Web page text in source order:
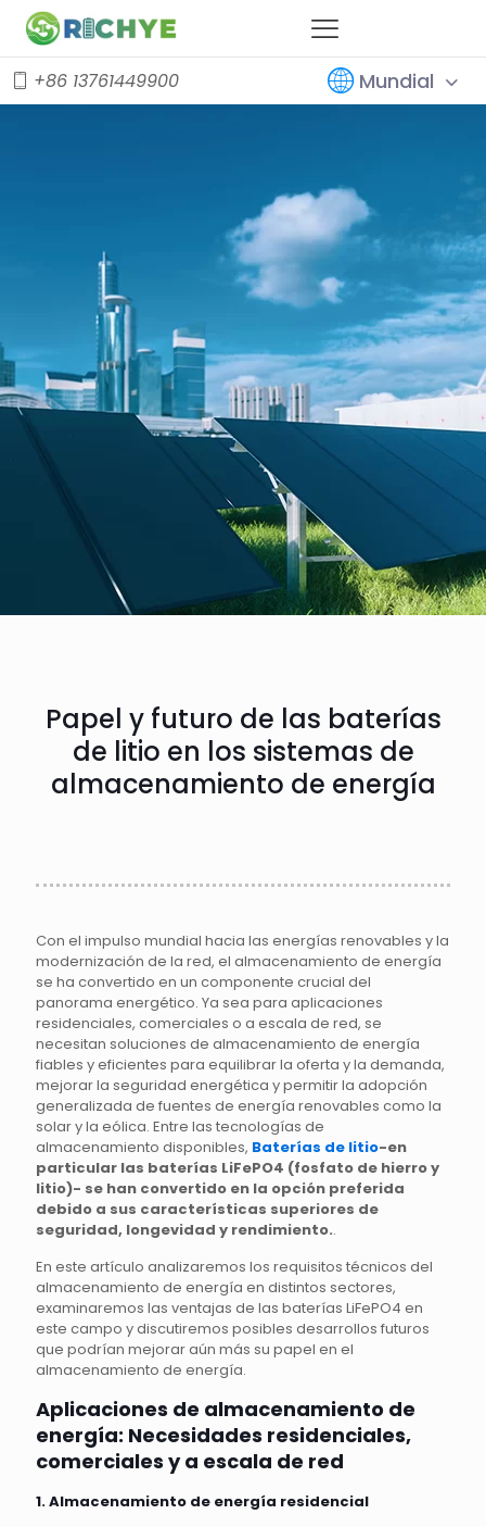
+86 13761449900 Mundial
Papel y futuro de las baterías
de litio en los sistemas de
almacenamiento de energía
Con el impulso mundial hacia las energías renovables y la
modernización de la red, el almacenamiento de energía
se ha convertido en un componente crucial del
panorama energético. Ya sea para aplicaciones
residenciales, comerciales o a escala de red, se
necesitan soluciones de almacenamiento de energía
fiables y eficientes para equilibrar la oferta y la demanda,
mejorar la seguridad energética y permitir la adopción
generalizada de fuentes de energía renovables como la
solar y la eólica. Entre las tecnologías de
almacenamiento disponibles, Baterías de litio-en
particular las baterías LiFePO4 (fosfato de hierro y
litio)- se han convertido en la opción preferida
debido a sus características superiores de
seguridad, longevidad y rendimiento..
En este artículo analizaremos los requisitos técnicos del
almacenamiento de energía en distintos sectores,
examinaremos las ventajas de las baterías LiFePO4 en
este campo y discutiremos posibles desarrollos futuros
que podrían mejorar aún más su papel en el
almacenamiento de energía.
Aplicaciones de almacenamiento de
energía: Necesidades residenciales,
comerciales y a escala de red
1. Almacenamiento de energía residencial